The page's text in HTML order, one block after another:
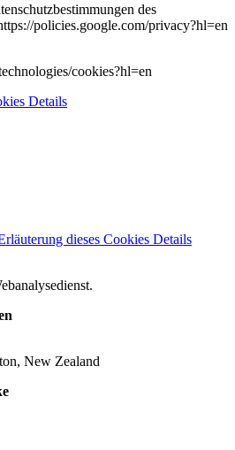
des
policies.google.com/privacy?hl=en
cookies?hl=en
Details
dieses Cookies Details
New Zealand